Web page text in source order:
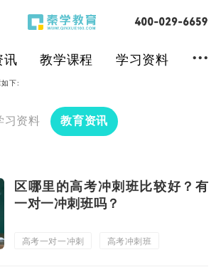
讯 教学课程 学习资料 ...
如下:
习资料 教育资讯
区哪里的高考冲刺班比较好？有
一对一冲刺班吗？
高考一对一冲刺
高考冲刺班